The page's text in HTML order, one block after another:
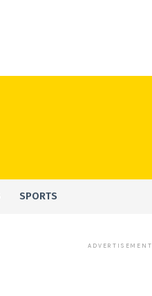
SPORTS
ADVERTISEMENT